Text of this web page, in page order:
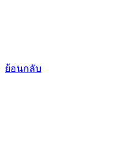
ย้อนกลับ